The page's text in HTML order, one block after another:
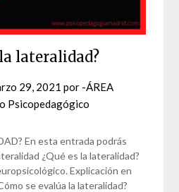
la lateralidad?
29, 2021 por -ÁREA
Psicopedagógico
En esta entrada podrás
¿Qué es la lateralidad?
Explicación en
se evalúa la lateralidad?